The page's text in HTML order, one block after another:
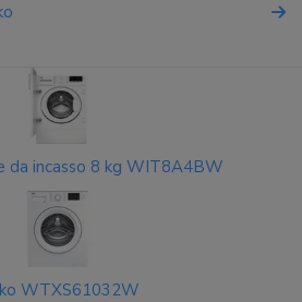
da incasso 8 kg WIT8A4BW
WTXS61032W